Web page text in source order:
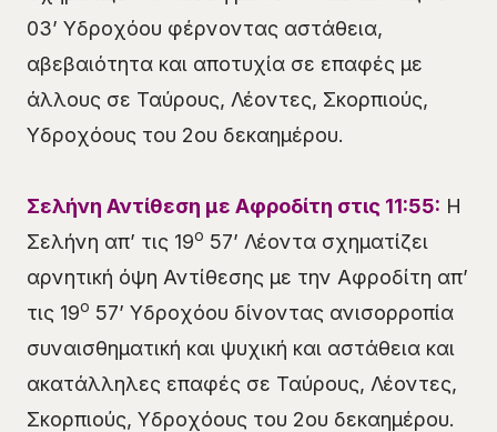
03’ Υδροχόου φέρνοντας αστάθεια,
αβεβαιότητα και αποτυχία σε επαφές με
άλλους σε Ταύρους, Λέοντες, Σκορπιούς,
Υδροχόους του 2ου δεκαημέρου.
Σελήνη Αντίθεση με Αφροδίτη στις 11:55: Η
Σελήνη απ’ τις 19ο 57’ Λέοντα σχηματίζει
αρνητική όψη Αντίθεσης με την Αφροδίτη απ’
τις 19ο 57’ Υδροχόου δίνοντας ανισορροπία
συναισθηματική και ψυχική και αστάθεια και
ακατάλληλες επαφές σε Ταύρους, Λέοντες,
Σκορπιούς, Υδροχόους του 2ου δεκαημέρου.